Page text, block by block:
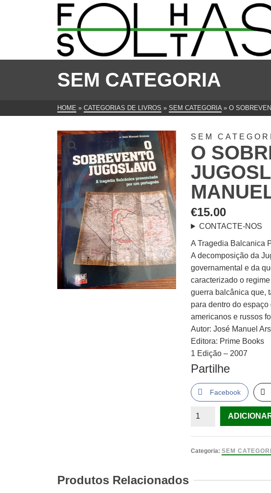
SEM CATEGORIA
HOME » CATEGORIAS DE LIVROS » SEM CATEGORIA » O
SEM
O
€15.00
CONTACTE-NOS
A Tragedia Balcanica
A decomposição da
governamental e da
caracterizado o
guerra balcânica que,
para dentro do
americanos e russos
Autor: José Manuel
Editora: Prime Books
1 Edição – 2007
Partilhe
Facebook
Quantidade
Sobrevento
Categoria:SEM
Produtos Relacionados